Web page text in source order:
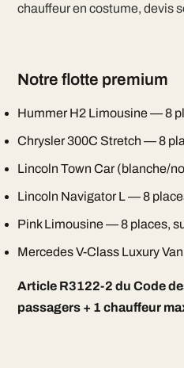
chauffeur en costume, devis
Notre flotte premium
Hummer H2 Limousine — 8
Chrysler 300C Stretch — 8
Lincoln Town Car (blanche/
Lincoln Navigator L — 8
Pink Limousine — 8 places,
Mercedes V-Class Luxury
Article R3122-2 du Code
passagers + 1 chauffeur